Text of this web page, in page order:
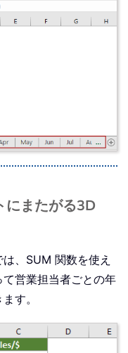
にまたがる3D
、SUM 関数を使え
営業担当者ごとの年
す。